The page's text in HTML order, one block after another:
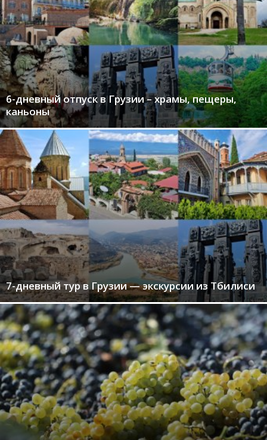
6-дневный отпуск в Грузии – храмы, пещеры,
каньоны
7-дневный тур в Грузии — экскурсии из Тбилиси